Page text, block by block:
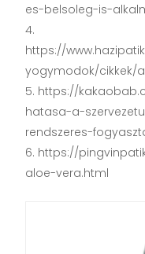
es-belsoleg-is-
https://
yogymodok/cikkek/
https://
hatasa-a-
rendszeres-
https://
aloe-vera.html